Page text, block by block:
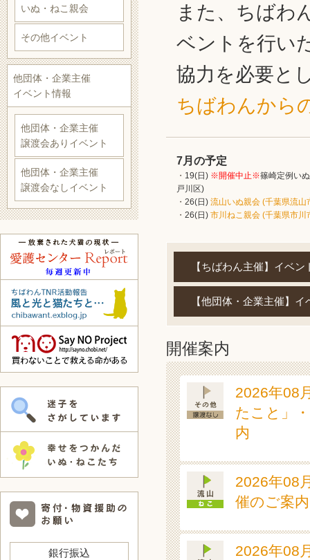
また、ちばわ
ベントを行い
協力を必要と
ちばわんから
7月の予定
19(日) ※開催中止※篠崎定例い
戸川区)
26(日) 流山いぬ親会 (千葉県流山
26(日) 市川ねこ親会 (千葉県市川
【ちばわん主催】イベン
【他団体・企業主催】イ
開催案内
2026年08
たこと」
内
2026年08
催のご案内
2026年08
いぬ・ねこ親会
その他イベント
他団体・企業主催
イベント情報
他団体・企業主催
譲渡会ありイベント
他団体・企業主催
譲渡会なしイベント
銀行振込